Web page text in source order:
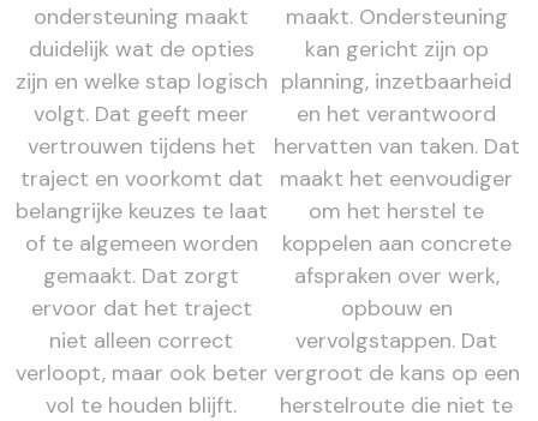
ondersteuning maakt
duidelijk wat de opties
zijn en welke stap logisch
volgt. Dat geeft meer
vertrouwen tijdens het
traject en voorkomt dat
belangrijke keuzes te laat
of te algemeen worden
gemaakt. Dat zorgt
ervoor dat het traject
niet alleen correct
verloopt, maar ook beter
vol te houden blijft.
maakt. Ondersteuning
kan gericht zijn op
planning, inzetbaarheid
en het verantwoord
hervatten van taken. Dat
maakt het eenvoudiger
om het herstel te
koppelen aan concrete
afspraken over werk,
opbouw en
vervolgstappen. Dat
vergroot de kans op een
herstelroute die niet te